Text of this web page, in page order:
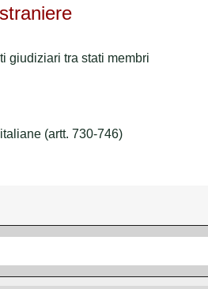
giudiziari tra stati membri
(artt. 730-746)